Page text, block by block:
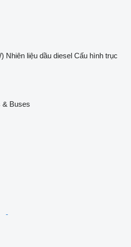
Nhiên liệu dầu diesel Cấu hình trục
& Buses